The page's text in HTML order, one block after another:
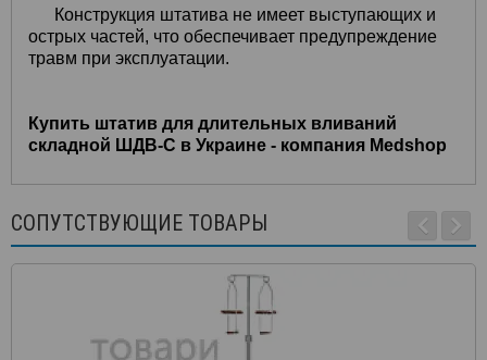
Конструкция штатива не имеет выступающих и
острых частей, что обеспечивает предупреждение
травм при эксплуатации.
Купить штатив для длительных вливаний
складной ШДВ-С в Украине - компания Medshop
СОПУТСТВУЮЩИЕ ТОВАРЫ